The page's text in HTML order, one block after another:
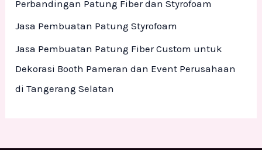
Perbandingan Patung Fiber dan Styrofoam
Jasa Pembuatan Patung Styrofoam
Jasa Pembuatan Patung Fiber Custom untuk
Dekorasi Booth Pameran dan Event Perusahaan
di Tangerang Selatan